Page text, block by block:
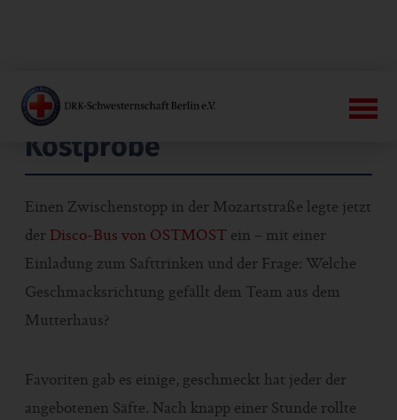
Kostprobe
Einen Zwischenstopp in der Mozartstraße legte jetzt
der Disco-Bus von OSTMOST ein – mit einer
Einladung zum Safttrinken und der Frage: Welche
Geschmacksrichtung gefällt dem Team aus dem
Mutterhaus?
Favoriten gab es einige, geschmeckt hat jeder der
angebotenen Säfte. Nach knapp einer Stunde rollte